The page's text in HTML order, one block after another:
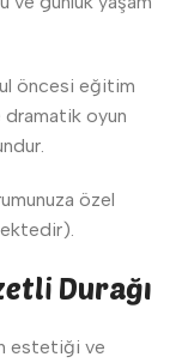
öncesi eğitim
dramatik oyun
özel
Durağı
estetiği ve